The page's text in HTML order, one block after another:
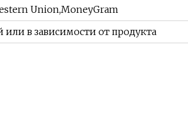
Union,MoneyGram
или в зависимости от продукта